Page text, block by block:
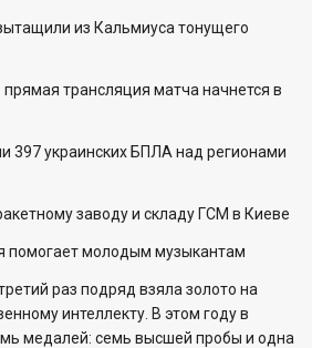
из Кальмиуса тонущего
трансляция матча начнется в
397 украинских БПЛА над регионами
заводу и складу ГСМ в Киеве
помогает молодым музыкантам
раз подряд взяла золото на
интеллекту. В этом году в
медалей: семь высшей пробы и одна